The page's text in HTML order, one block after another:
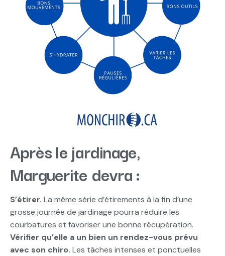
Après le jardinage,
Marguerite devra :
S’étirer. La même série d’étirements à la fin d’une
grosse journée de jardinage pourra réduire les
courbatures et favoriser une bonne récupération.
Vérifier qu’elle a un bien un rendez-vous prévu
avec son chiro. Les tâches intenses et ponctuelles